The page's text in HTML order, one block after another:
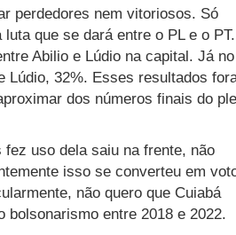
perdedores nem vitoriosos. Só
que se dará entre o PL e o
Abilio e Lúdio na capital. Já no
Lúdio, 32%. Esses resultados
dos números finais do
uso dela saiu na frente, não
isso se converteu em
não quero que Cuiabá
entre 2018 e 2022.